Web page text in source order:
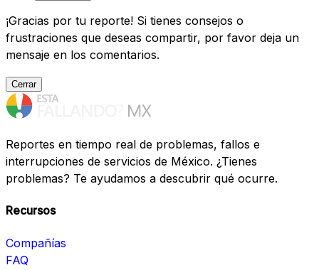
¡Gracias por tu reporte! Si tienes consejos o
frustraciones que deseas compartir, por favor deja un
mensaje en los comentarios.
Cerrar
Reportes en tiempo real de problemas, fallos e
interrupciones de servicios de México. ¿Tienes
problemas? Te ayudamos a descubrir qué ocurre.
Recursos
Compañías
FAQ